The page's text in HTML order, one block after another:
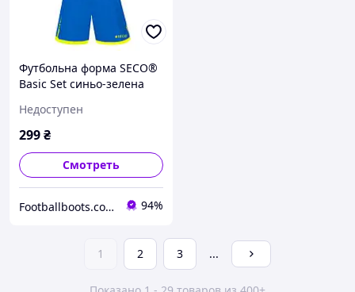
Футбольна форма SECO®
Basic Set синьо-зелена
Недоступен
299₴
Смотреть
Footballboots.com.ua 94%
1 2 3 ...